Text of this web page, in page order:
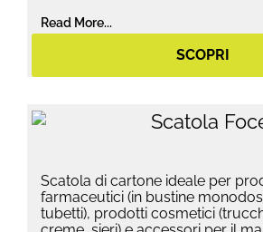
Read More...
SCOPRI
Scatola di cartone ideale per
farmaceutici (in bustine
tubetti), prodotti cosmetici